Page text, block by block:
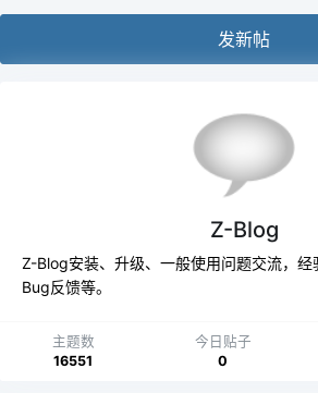
发新帖
Z-Blog
Z-Blog安装、升级、一般使用问题交流，经
Bug反馈等。
主题数
16551
今日贴子
0